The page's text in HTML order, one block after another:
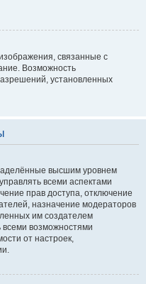
связанные с
Возможность
установленных
высшим уровнем
всеми аспектами
прав доступа, отключение
назначение модераторов
им создателем
возможностями
от настроек,